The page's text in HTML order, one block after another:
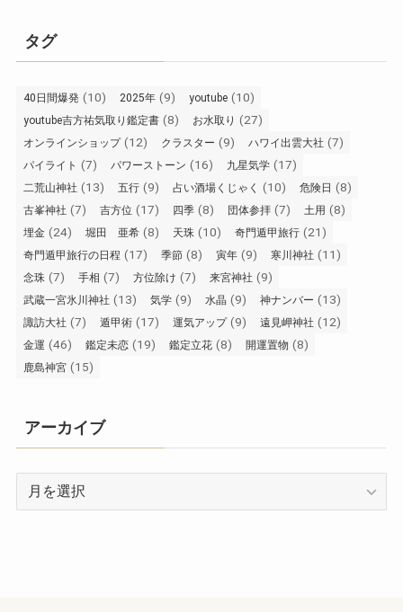
タグ
40日間爆発 (10) 2025年 (9) youtube (10)
youtube吉方祐気取り鑑定書 (8) お水取り (27)
オンラインショップ(12) クラスター (9) ハワイ出雲大社 (7)
パイライト (7) パワーストーン (16) 九星気学 (17)
二荒山神社 (13) 五行 (9) 占い酒場くじゃく (10) 危険日 (8)
古峯神社 (7) 吉方位 (17) 四季 (8) 団体参拝 (7) 土用 (8)
埋金 (24) 堀田 亜希 (8) 天珠 (10) 奇門遁甲旅行 (21)
奇門遁甲旅行の日程 (17) 季節 (8) 寅年 (9) 寒川神社 (11)
念珠 (7) 手相 (7) 方位除け (7) 来宮神社 (9)
武蔵一宮氷川神社 (13) 気学 (9) 水晶 (9) 神ナンバー (13)
諏訪大社 (7) 遁甲術 (17) 運気アップ(9) 遠見岬神社 (12)
金運 (46) 鑑定未恋 (19) 鑑定立花 (8) 開運置物 (8)
鹿島神宮 (15)
アーカイブ
ー